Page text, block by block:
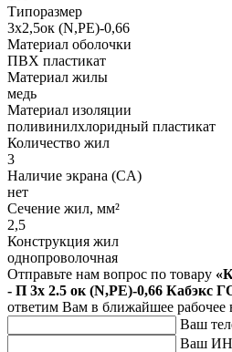
Типоразмер
3х2,5ок (N,PE)-0,66
Материал оболочки
ПВХ пластикат
Материал жилы
медь
Материал изоляции
поливинилхлоридный пластикат
Количество жил
3
Наличие экрана (CA)
нет
Сечение жил, мм²
2,5
Конструкция жил
однопроволочная
Отправьте нам вопрос по товару
- П 3х 2.5 ок (N,PE)-0,66 Кабэкс
ответим Вам в ближайшее рабочее
Ваш
Ваш